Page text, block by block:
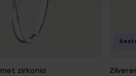
zirkonia